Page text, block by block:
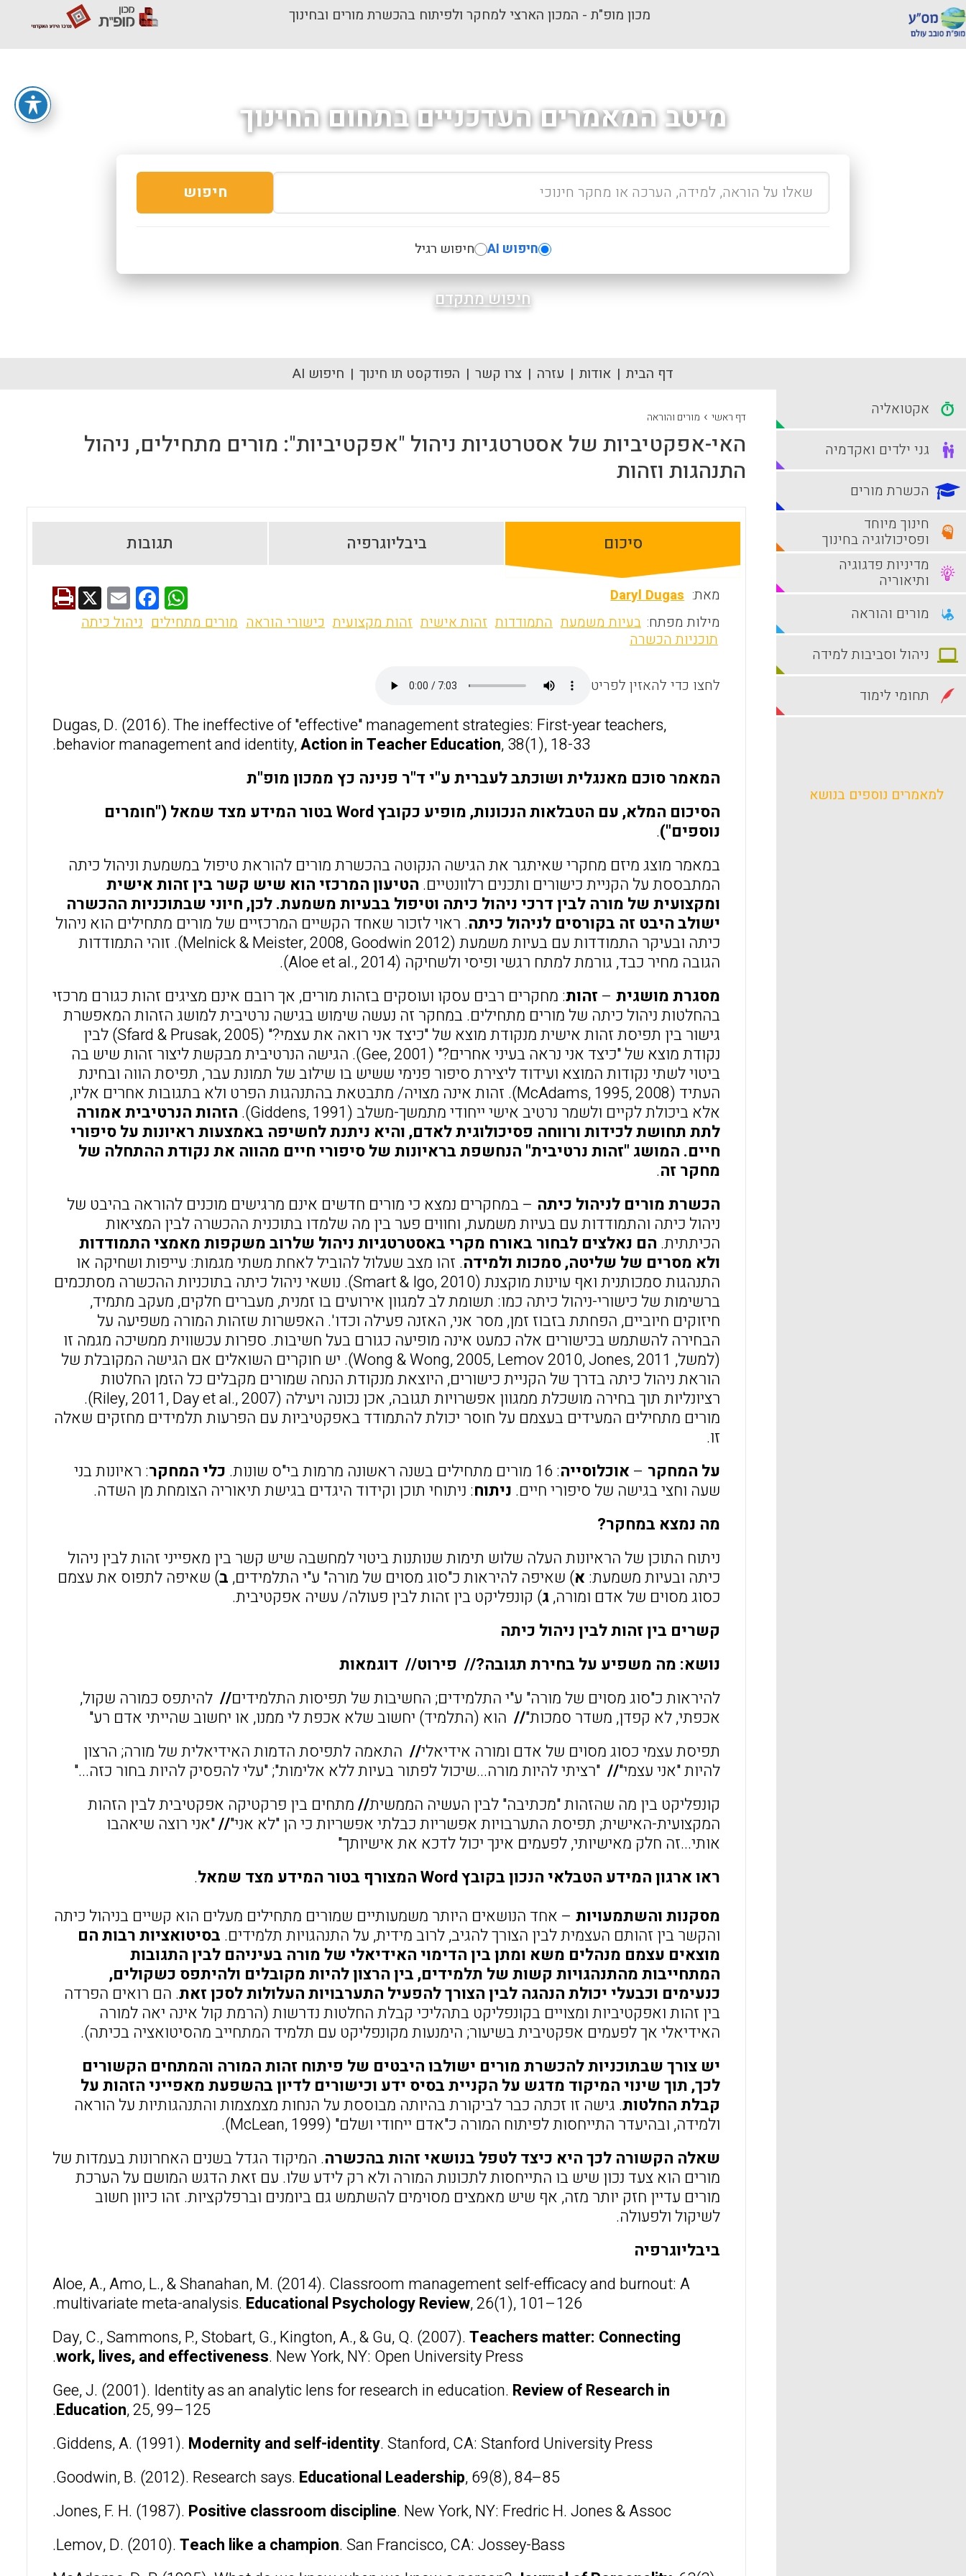
מכון מופ"ת - המכון הארצי למחקר ולפיתוח בהכשרת מורים ובחינוך
מיטב המאמרים העדכניים בתחום החינוך
חיפוש
חיפוש AI חיפוש רגיל
חיפוש מתקדם
דף הבית אודות עזרה צרו קשר הפודקסט תו חינוך חיפוש AI
דף ראשי › מורים והוראה
האי-אפקטיביות של אסטרטגיות ניהול "אפקטיביות": מורים מתחילים, ניהול
התנהגות וזהות
סיכום ביבליוגרפיה תגובות
מאת: Daryl Dugas
W
h
p
p
F
a
o
k
E
m
X
מילות מפתח: בעיות משמעת התמודדות זהות אישית זהות מקצועית כישורי הוראה מורים מתחילים ניהול כיתה
תוכניות הכשרה
לחצו כדי להאזין לפריט
Dugas, D. (2016). The ineffective of "effective" management strategies: First-year teachers,
behavior management and identity,Action in Teacher Education, 38(1), 18-33.
המאמר סוכם מאנגלית ושוכתב לעברית ע"י ד"ר פנינה כץ ממכון מופ"ת
הסיכום המלא, עם הטבלאות הנכונות, מופיע כקובץ Word בטור המידע מצד שמאל ("חומרים
נוספים").
במאמר מוצג מיזם מחקרי שאיתגר את הגישה הנקוטה בהכשרת מורים להוראת טיפול במשמעת וניהול כיתה
המתבססת על הקניית כישורים ותכנים רלוונטיים. הטיעון המרכזי הוא שיש קשר בין זהות אישית
ומקצועית של מורה לבין דרכי ניהול כיתה וטיפול בבעיות משמעת. לכן, חיוני שבתוכניות ההכשרה
ישולב היבט זה בקורסים לניהול כיתה. ראוי לזכור שאחד הקשיים המרכזיים של מורים מתחילים הוא ניהול
כיתה ובעיקר התמודדות עם בעיות משמעת (Melnick & Meister, 2008, Goodwin 2012). זוהי התמודדות
הגובה מחיר כבד, גורמת למתח רגשי ופיסי ולשחיקה (Aloe et al., 2014).
מסגרת מושגית – זהות: מחקרים רבים עסקו ועוסקים בזהות מורים, אך רובם אינם מציגים זהות כגורם מרכזי
בהחלטות ניהול כיתה של מורים מתחילים. במחקר זה נעשה שימוש בגישה נרטיבית למושג הזהות המאפשרת
גישור בין תפיסת זהות אישית מנקודת מוצא של "כיצד אני רואה את עצמי?" (Sfard & Prusak, 2005) לבין
נקודת מוצא של "כיצד אני נראה בעיני אחרים?" (Gee, 2001). הגישה הנרטיבית מבקשת ליצור זהות שיש בה
ביטוי לשתי נקודות המוצא ועידוד ליצירת סיפור פנימי ששיש בו שילוב של תמונת עבר, תפיסת הווה ובחינת
העתיד (2008 ,McAdams, 1995). זהות אינה מצויה/ מתבטאת בהתנהגות הפרט ולא בתגובות אחרים אליו,
אלא ביכולת לקיים ולשמר נרטיב אישי ייחודי מתמשך-משלב (Giddens, 1991).
הזהות הנרטיבית אמורה
לתת תחושת לכידות ורווחה פסיכולוגית לאדם, והיא ניתנת לחשיפה באמצעות ראיונות על סיפורי
חיים. המושג "זהות נרטיבית" הנחשפת בראיונות של סיפורי חיים מהווה את נקודת ההתחלה של
מחקר זה.
הכשרת מורים לניהול כיתה – במחקרים נמצא כי מורים חדשים אינם מרגישים מוכנים להוראה בהיבט של
ניהול כיתה והתמודדות עם בעיות משמעת, וחווים פער בין מה שלמדו בתוכנית ההכשרה לבין המציאות
הכיתתית. הם נאלצים לבחור באורח מקרי באסטרטגיות ניהול שלרוב משקפות מאמצי התמודדות
ולא מסרים של שליטה, סמכות ולמידה. זהו מצב שעלול להוביל לאחת משתי מגמות: עייפות ושחיקה או
התנהגות סמכותנית ואף עוינות מוקצנת (Smart & Igo, 2010). נושאי ניהול כיתה בתוכניות ההכשרה מסתכמים
ברשימות של כישורי-ניהול כיתה כמו: תשומת לב למגוון אירועים בו זמנית, מעברים חלקים, מעקב מתמיד,
חיזוקים חיוביים, הפחתת בזבוז זמן, מסר אני, האזנה פעילה וכדו'. האפשרות שזהות המורה משפיעה על
הבחירה להשתמש בכישורים אלה כמעט אינה מופיעה כגורם בעל חשיבות. ספרות עכשווית ממשיכה מגמה זו
(למשל, Wong & Wong, 2005, Lemov 2010, Jones, 2011). יש חוקרים השואלים אם הגישה המקובלת של
הוראת ניהול כיתה בדרך של הקניית כישורים, היוצאת מנקודת הנחה שמורים מקבלים כל הזמן החלטות
רציונליות תוך בחירה מושכלת ממגוון אפשרויות תגובה, אכן נכונה ויעילה (Riley, 2011, Day et al., 2007).
מורים מתחילים המעידים בעצמם על חוסר יכולת להתמודד באפקטיביות עם הפרעות תלמידים מחזקים שאלה
זו.
על המחקר – אוכלוסייה: 16 מורים מתחילים בשנה ראשונה מרמות בי"ס שונות. כלי המחקר: ראיונות בני
שעה וחצי בגישה של סיפורי חיים. ניתוח: ניתוחי תוכן וקידוד היגדים בגישת תיאוריה הצומחת מן השדה.
מה נמצא במחקר?
ניתוח התוכן של הראיונות העלה שלוש תימות שנותנות ביטוי למחשבה שיש קשר בין מאפייני זהות לבין ניהול
כיתה ובעיות משמעת: א) שאיפה להיראות כ"סוג מסוים של מורה" ע"י התלמידים, ב) שאיפה לתפוס את עצמם
כסוג מסוים של אדם ומורה,ג) קונפליקט בין זהות לבין פעולה/ עשיה אפקטיבית.
קשרים בין זהות לבין ניהול כיתה
נושא: מה משפיע על בחירת תגובה?// פירוט// דוגמאות
להיראות כ"סוג מסוים של מורה" ע"י התלמידים; החשיבות של תפיסות התלמידים// להיתפס כמורה שקול,
אכפתי, לא קפדן, משדר סמכות"// הוא (התלמיד) יחשוב שלא אכפת לי ממנו, או יחשוב שהייתי אדם רע"
תפיסת עצמי כסוג מסוים של אדם ומורה אידיאלי// התאמה לתפיסת הדמות האידיאלית של מורה; הרצון
להיות "אני עצמי"// "רציתי להיות מורה...שיכול לפתור בעיות ללא אלימות"; "עלי להפסיק להיות בחור כזה..."
קונפליקט בין מה שהזהות "מכתיבה" לבין העשיה הממשית//מתחים בין פרקטיקה אפקטיבית לבין הזהות
המקצועית-האישית; תפיסת התערבויות אפשריות כבלתי אפשריות כי הן "לא אני"//"אני רוצה שיאהבו
אותי...זה חלק מאישיותי, לפעמים אינך יכול לדכא את אישיותך"
ראו ארגון המידע הטבלאי הנכון בקובץ Word המצורף בטור המידע מצד שמאל
.
מסקנות והשתמעויות – אחד הנושאים היותר משמעותיים שמורים מתחילים מעלים הוא קשיים בניהול כיתה
והקשר בין זהותם העצמית לבין הצורך להגיב, לרוב מידית, על התנהגויות תלמידים. בסיטואציות רבות הם
מוצאים עצמם מנהלים משא ומתן בין הדימוי האידיאלי של מורה בעיניהם לבין התגובות
המתחייבות מהתנהגויות קשות של תלמידים, בין הרצון להיות מקובלים ולהיתפס כשקולים,
כנעימים וכבעלי יכולת הנהגה לבין הצורך להפעיל התערבויות העלולות לסכן זאת. הם רואים הפרדה
בין זהות ואפקטיביות ומצויים בקונפליקט בתהליכי קבלת החלטות נדרשות (הרמת קול אינה יאה למורה
האידיאלי אך לפעמים אפקטיבית בשיעור; הימנעות מקונפליקט עם תלמיד המתחייב מהסיטואציה בכיתה).
יש צורך שבתוכניות להכשרת מורים ישולבו היבטים של פיתוח זהות המורה והמתחים הקשורים
לכך, תוך שינוי המיקוד מדגש על הקניית בסיס ידע וכישורים לדיון בהשפעת מאפייני הזהות על
קבלת החלטות. גישה זו זכתה כבר לביקורת בהיותה מבוססת על הנחות מצמצמות והתנהגותיות על הוראה
ולמידה, ובהיעדר התייחסות לפיתוח המורה כ"אדם ייחודי ושלם" (McLean, 1999).
שאלה הקשורה לכך היא כיצד לטפל בנושאי זהות בהכשרה. המיקוד הגדל בשנים האחרונות בעמדות של
מורים הוא צעד נכון שיש בו התייחסות לתכונות המורה ולא רק לידע שלו. עם זאת הדגש המושם על הערכת
מורים עדיין חזק יותר מזה, אף שיש מאמצים מסוימים להשתמש גם ביומנים וברפלקציות. זהו כיוון חשוב
לשיקול ולפעולה.
ביבליוגרפיה
Aloe, A., Amo, L., & Shanahan, M. (2014). Classroom management self-efficacy and burnout: A
multivariate meta-analysis. Educational Psychology Review, 26(1), 101–126.
Day, C., Sammons, P., Stobart, G., Kington, A., & Gu, Q. (2007). Teachers matter: Connecting
work, lives, and effectiveness. New York, NY: Open University Press.
Gee, J. (2001). Identity as an analytic lens for research in education. Review of Research in
Education, 25, 99–125.
Giddens, A. (1991). Modernity and self-identity. Stanford, CA: Stanford University Press.
Goodwin, B. (2012). Research says. Educational Leadership, 69(8), 84–85.
Jones, F. H. (1987). Positive classroom discipline. New York, NY: Fredric H. Jones & Assoc.
Lemov, D. (2010). Teach like a champion. San Francisco, CA: Jossey-Bass.
אקטואליה
גני ילדים ואקדמיה
הכשרת מורים
חינוך מיוחד
ופסיכולוגיה בחינוך
מדיניות פדגוגיה
ותיאוריה
מורים והוראה
ניהול וסביבות למידה
תחומי לימוד
למאמרים נוספים בנושא